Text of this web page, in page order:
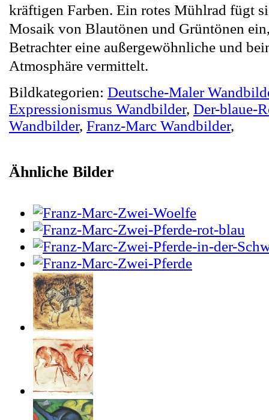
kräftigen Farben. Ein rotes Mühlrad fügt
Mosaik von Blautönen und Grüntönen
Betrachter eine außergewöhnliche und
Atmosphäre vermittelt.
Bildkategorien: Deutsche-Maler
Expressionismus Wandbilder, Der-blaue-
Wandbilder, Franz-Marc Wandbilder,
Ähnliche Bilder